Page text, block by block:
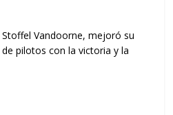
Vandoorne, mejoró su
pilotos con la victoria y la